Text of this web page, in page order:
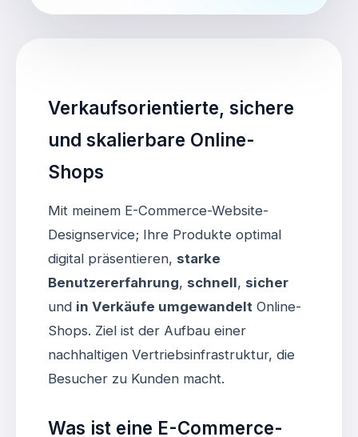
Verkaufsorientierte, sichere
und skalierbare Online-
Shops
Mit meinem E-Commerce-Website-
Designservice; Ihre Produkte optimal
digital präsentieren, starke
Benutzererfahrung, schnell, sicher
und in Verkäufe umgewandelt Online-
Shops. Ziel ist der Aufbau einer
nachhaltigen Vertriebsinfrastruktur, die
Besucher zu Kunden macht.
Was ist eine E-Commerce-